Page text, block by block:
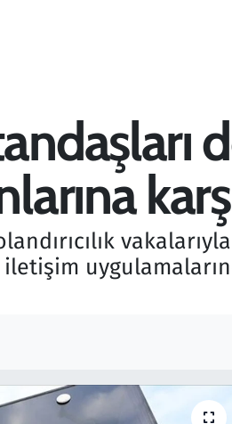
iletişim